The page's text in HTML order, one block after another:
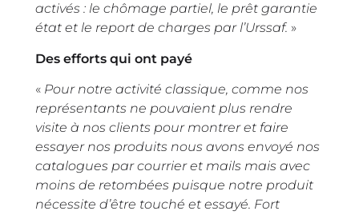
activés : le chômage partiel, le prêt garantie
état et le report de charges par l’Urssaf. »
Des efforts qui ont payé
« Pour notre activité classique, comme nos
représentants ne pouvaient plus rendre
visite à nos clients pour montrer et faire
essayer nos produits nous avons envoyé nos
catalogues par courrier et mails mais avec
moins de retombées puisque notre produit
nécessite d’être touché et essayé. Fort